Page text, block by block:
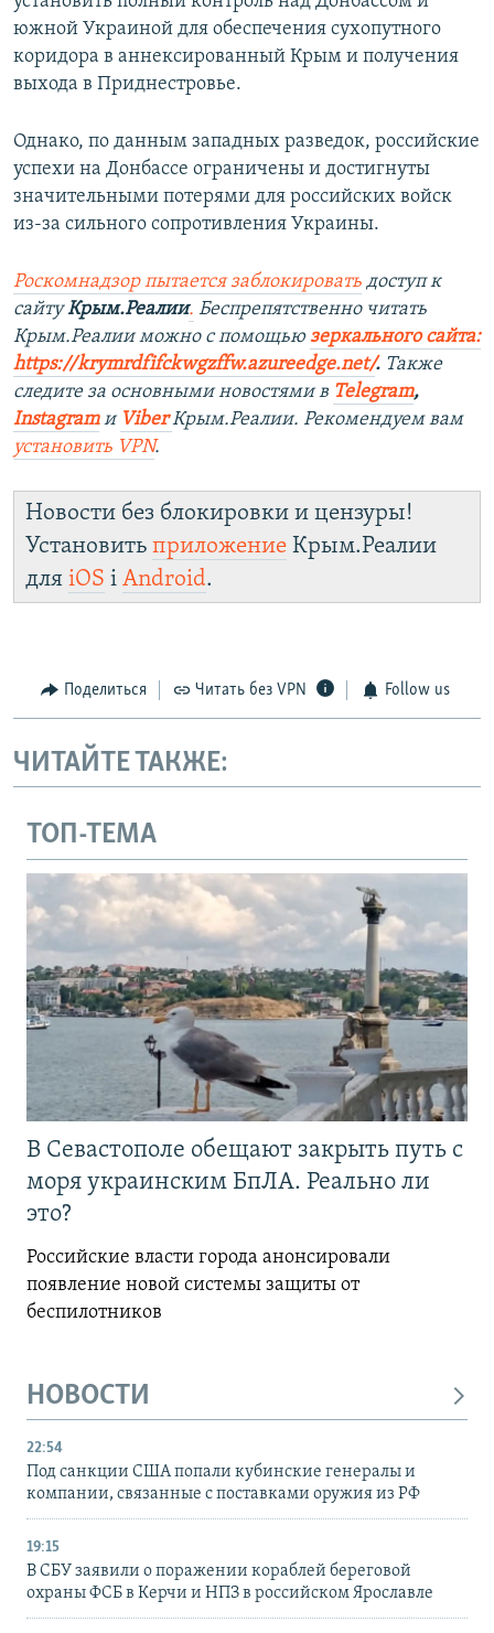
южной Украиной для обеспечения сухопутного
коридора в аннексированный Крым и получения
выхода в Приднестровье.
Однако, по данным западных разведок, российские
успехи на Донбассе ограничены и достигнуты
значительными потерями для российских войск
из-за сильного сопротивления Украины.
Роскомнадзор пытается заблокировать доступ к
сайтуКрым.Реалии. Беспрепятственно читать
Крым.Реалии можно с помощью зеркального сайта:
https://krymrdfifckwgzffw.azureedge.net/. ​ Также
следите за основными новостями в Telegram,
Instagram и ViberКрым.Реалии. Рекомендуем вам
установить VPN.
Новости без блокировки и цензуры!
Установить приложение Крым.Реалии
для iOS і Android.
Поделиться Читать без VPN Follow us
ЧИТАЙТЕ ТАКЖЕ:
ТОП-ТЕМА
В Севастополе обещают закрыть путь с
моря украинским БпЛА. Реально ли
это?
Российские власти города анонсировали
появление новой системы защиты от
беспилотников
НОВОСТИ
22:54
Под санкции США попали кубинские генералы и
компании, связанные с поставками оружия из РФ
19:15
В СБУ заявили о поражении кораблей береговой
охраны ФСБ в Керчи и НПЗ в российском Ярославле